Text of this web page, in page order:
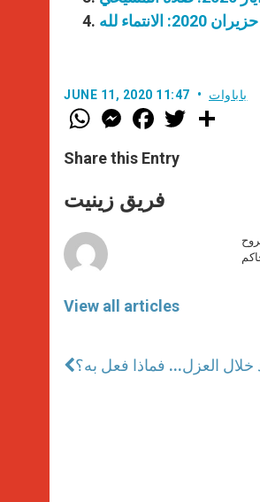
JUNE 11, 2020 11:47 باباوات
W
h
t
s
p
p
M
e
s
e
g
e
F
a
e
b
o
k
w
Share this Entry
فريق زينيت
View all articles
خلال العزل... فماذا فعل به؟